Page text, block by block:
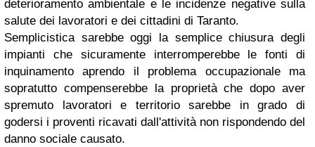
deterioramento ambientale e le incidenze negative sulla
salute dei lavoratori e dei cittadini di Taranto.
Semplicistica sarebbe oggi la semplice chiusura degli
impianti che sicuramente interromperebbe le fonti di
inquinamento aprendo il problema occupazionale ma
sopratutto compenserebbe la proprietà che dopo aver
spremuto lavoratori e territorio sarebbe in grado di
godersi i proventi ricavati dall'attività non rispondendo del
danno sociale causato.